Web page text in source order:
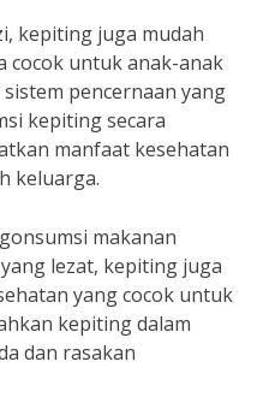
kepiting juga mudah
cocok untuk anak-anak
pencernaan yang
kepiting secara
manfaat kesehatan
keluarga.
makanan
lezat, kepiting juga
yang cocok untuk
kepiting dalam
dan rasakan